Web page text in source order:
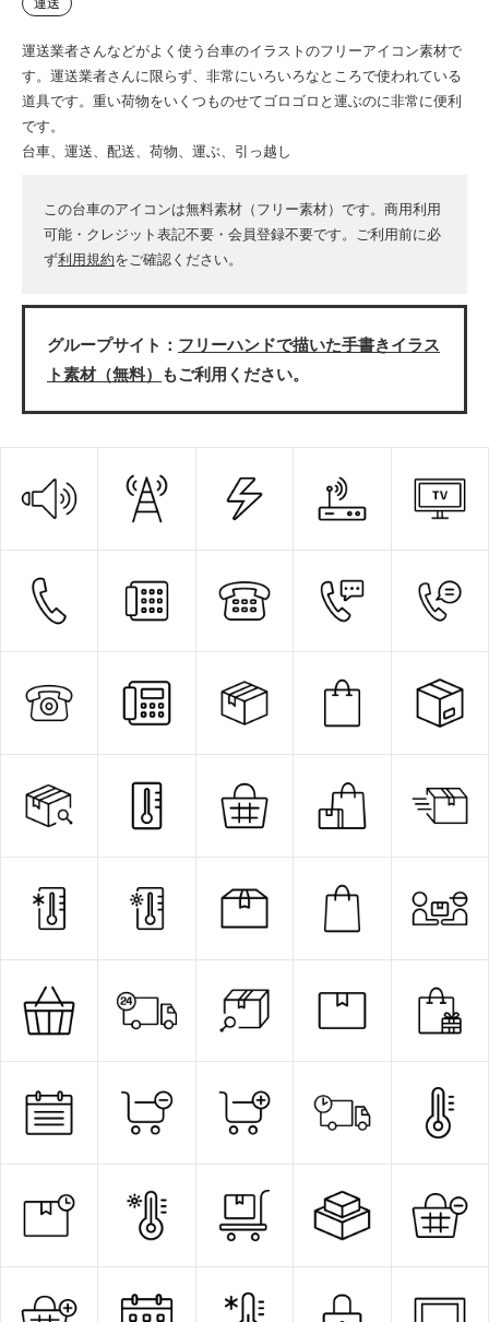
運送
運送業者さんなどがよく使う台車のイラストのフリーアイコン素材で
す。運送業者さんに限らず、非常にいろいろなところで使われている
道具です。重い荷物をいくつものせてゴロゴロと運ぶのに非常に便利
です。
台車、運送、配送、荷物、運ぶ、引っ越し
この台車のアイコンは無料素材（フリー素材）です。商用利用
可能・クレジット表記不要・会員登録不要です。ご利用前に必
ず利用規約をご確認ください。
グループサイト： フリーハンドで描いた手書きイラス
ト素材（無料）
もご利用ください。